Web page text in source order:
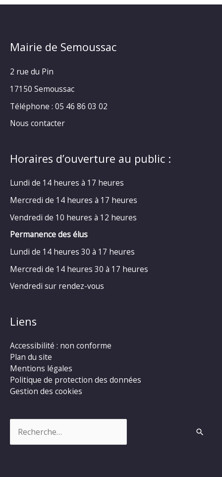
Mairie de Semoussac
2 rue du Pin
17150 Semoussac
Téléphone : 05 46 86 03 02
Nous contacter
Horaires d’ouverture au public :
Lundi de 14 heures à 17 heures
Mercredi de 14 heures à 17 heures
Vendredi de 10 heures à 12 heures
Permanence des élus
Lundi de 14 heures 30 à 17 heures
Mercredi de 14 heures 30 à 17 heures
Vendredi sur rendez-vous
Liens
Accessibilité : non conforme
Plan du site
Mentions légales
Politique de protection des données
Gestion des cookies